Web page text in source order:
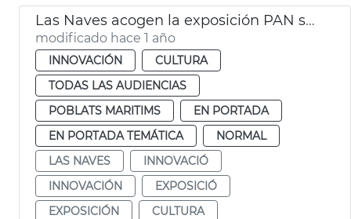
Las Naves acogen la exposición PAN sobre alimentación infantil
modificado hace 1 año
INNOVACIÓN
CULTURA
TODAS LAS AUDIENCIAS
POBLATS MARITIMS
EN PORTADA
EN PORTADA TEMÁTICA
NORMAL
LAS NAVES
INNOVACIÓ
INNOVACIÓN
EXPOSICIÓ
EXPOSICIÓN
CULTURA